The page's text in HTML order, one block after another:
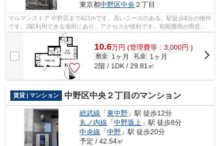
東京都中野区中央 ２丁目
マルマンストア 中野店まで421mです。高いニーズのある、駅徒歩8分の物件
です。2駅利用できる場所にあり、アクセスが便利です。初期費用が用意出
来なくても安心。カード決済可能です。...
10.6万円 (管理費等：3,000円 )
敷金 1ヶ月 礼金
1ヶ月
2階 / 1DK / 29.81㎡
賃貸 | マンション 中野区中央２丁目のマンション
総武線 「東中野 」駅 徒歩12分
丸ノ内線 「中野坂上 」駅 徒歩8分
中央線 「中野 」駅 徒歩20分
予定 / 42.54㎡